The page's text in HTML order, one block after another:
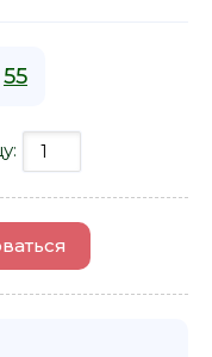
55